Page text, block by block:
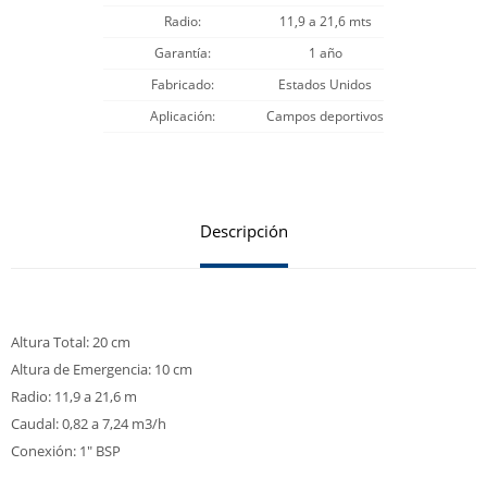
Radio
11,9 a 21,6 mts
Garantía
1 año
Fabricado
Estados Unidos
Aplicación
Campos deportivos
Descripción
Altura Total: 20 cm
Altura de Emergencia: 10 cm
Radio: 11,9 a 21,6 m
Caudal: 0,82 a 7,24 m3/h
Conexión: 1" BSP